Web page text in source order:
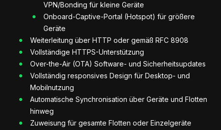
VPN/Bonding für kleine Geräte
Onboard-Captive-Portal (Hotspot) für größere
Geräte
Weiterleitung über HTTP oder gemäß RFC 8908
Vollständige HTTPS-Unterstützung
Over-the-Air (OTA) Software- und Sicherheitsupdates
Vollständig responsives Design für Desktop- und
Mobilnutzung
Automatische Synchronisation über Geräte und Flotten
hinweg
Zuweisung für gesamte Flotten oder Einzelgeräte